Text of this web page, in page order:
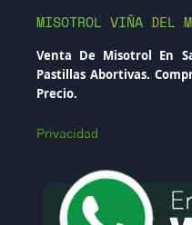
MISOTROL VIÑA DEL
Venta De Misotrol En
Pastillas Abortivas.
Precio.
Privacidad